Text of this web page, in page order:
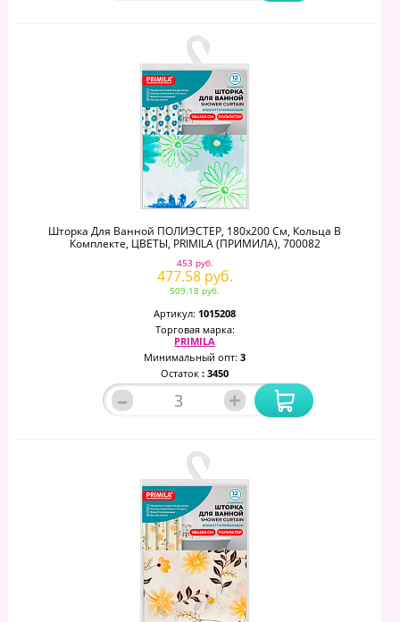
Шторка Для Ванной ПОЛИЭСТЕР, 180х200 См, Кольца В
Комплекте, ЦВЕТЫ, PRIMILA (ПРИМИЛА), 700082
453 руб.
477.58 руб.
509.18 руб.
Артикул: 1015208
Торговая марка:
PRIMILA
Минимальный опт: 3
Остаток : 3450
– +